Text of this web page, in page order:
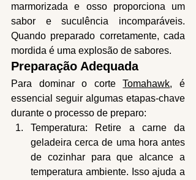
marmorizada e osso proporciona um
sabor e suculência incomparáveis.
Quando preparado corretamente, cada
mordida é uma explosão de sabores.
Preparação Adequada
Para dominar o corte Tomahawk, é
essencial seguir algumas etapas-chave
durante o processo de preparo:
Temperatura: Retire a carne da
geladeira cerca de uma hora antes
de cozinhar para que alcance a
temperatura ambiente. Isso ajuda a